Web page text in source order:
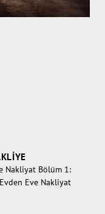
Nakliyat Bölüm 1:
Eve Nakliyat